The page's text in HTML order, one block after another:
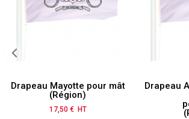
Drapeau Mayotte pour mât
(Région)
Prix
17,50 € HT
Drapeau